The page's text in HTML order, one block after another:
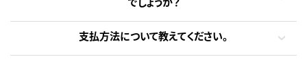
支払方法について教えてください。